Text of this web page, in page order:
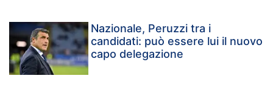
Nazionale, Peruzzi tra i
candidati: può essere lui il nuovo
capo delegazione